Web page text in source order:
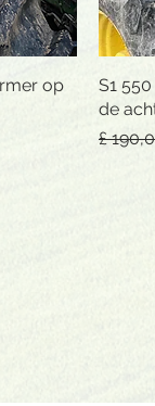
op
S1
de
£